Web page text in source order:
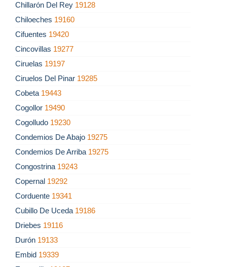
Chillarón Del Rey 19128
Chiloeches 19160
Cifuentes 19420
Cincovillas 19277
Ciruelas 19197
Ciruelos Del Pinar 19285
Cobeta 19443
Cogollor 19490
Cogolludo 19230
Condemios De Abajo 19275
Condemios De Arriba 19275
Congostrina 19243
Copernal 19292
Corduente 19341
Cubillo De Uceda 19186
Driebes 19116
Durón 19133
Embid 19339